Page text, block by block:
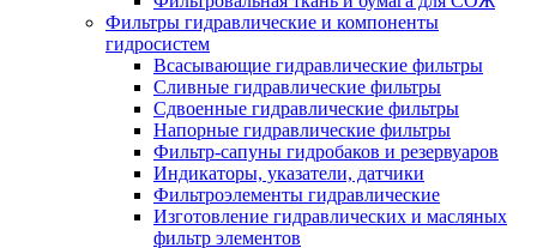
Фильтры гидравлические и компоненты
гидросистем
Всасывающие гидравлические фильтры
Сливные гидравлические фильтры
Сдвоенные гидравлические фильтры
Напорные гидравлические фильтры
Фильтр-сапуны гидробаков и резервуаров
Индикаторы, указатели, датчики
Фильтроэлементы гидравлические
Изготовление гидравлических и масляных
фильтр элементов